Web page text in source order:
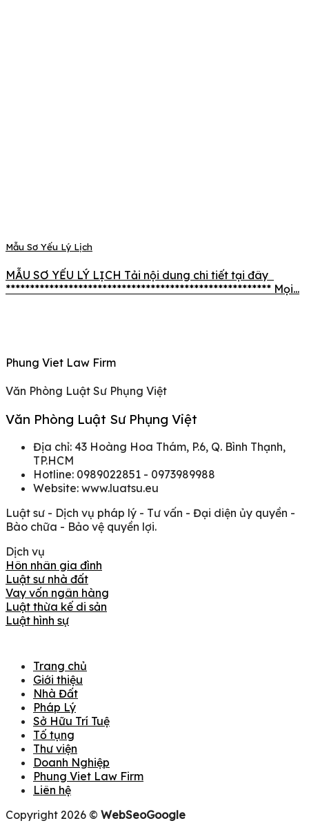
Mẫu Sơ Yếu Lý Lịch
MẪU SƠ YẾU LÝ LỊCH Tải nội dung chi tiết tại đây
******************************************************* Mọi...
Phung Viet Law Firm
Văn Phòng Luật Sư Phụng Việt
Văn Phòng Luật Sư Phụng Việt
Địa chỉ: 43 Hoàng Hoa Thám, P.6, Q. Bình Thạnh,
TP.HCM
Hotline: 0989022851 - 0973989988
Website: www.luatsu.eu
Luật sư - Dịch vụ pháp lý - Tư vấn - Đại diện ủy quyền -
Bào chữa - Bảo vệ quyền lợi.
Dịch vụ
Hôn nhân gia đình
Luật sư nhà đất
Vay vốn ngân hàng
Luật thừa kế di sản
Luật hình sự
Trang chủ
Giới thiệu
Nhà Đất
Pháp Lý
Sở Hữu Trí Tuệ
Tố tụng
Thư viện
Doanh Nghiệp
Phung Viet Law Firm
Liên hệ
Copyright 2026 © WebSeoGoogle